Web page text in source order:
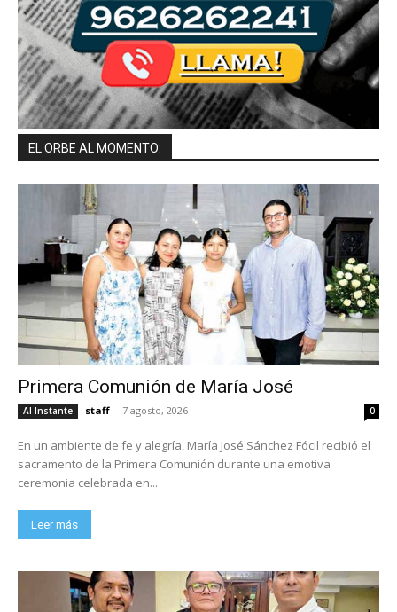
EL ORBE AL MOMENTO:
Primera Comunión de María José
Al Instante staff - 7 agosto, 2026 0
En un ambiente de fe y alegría, María José Sánchez Fócil recibió el
sacramento de la Primera Comunión durante una emotiva
ceremonia celebrada en...
Leer más